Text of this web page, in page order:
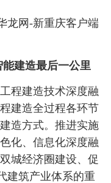
龙网-新重庆客户端
建造最后一公里
程建造技术深度融
建造全过程各环节
造方式。推进实施
化、信息化深度融
城经济圈建设、促
建筑产业体系的重